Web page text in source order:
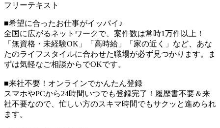
フリーテキスト
■希望に合ったお仕事がイッパイ♪
全国に広がるネットワークで、案件数は常時1万件以上！
「無資格・未経験OK」「高時給」「家の近く」など、あな
たのライフスタイルに合わせた職場が必ず見つかります。ま
ずは気軽なご相談からでOKです。
■来社不要！オンラインでかんたん登録
スマホやPCから24時間いつでも登録完了！履歴書不要＆来
社不要なので、忙しい方のスキマ時間でもサクッと進められ
ます。